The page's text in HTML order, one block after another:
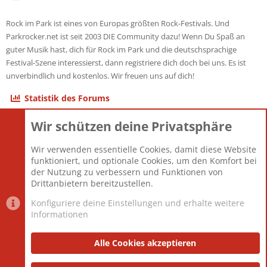
Rock im Park ist eines von Europas größten Rock-Festivals. Und
Parkrocker.net ist seit 2003 DIE Community dazu! Wenn Du Spaß an
guter Musik hast, dich für Rock im Park und die deutschsprachige
Festival-Szene interessierst, dann registriere dich doch bei uns. Es ist
unverbindlich und kostenlos. Wir freuen uns auf dich!
Statistik des Forums
Themen
Mitglieder
12.427
Neuestes Mitglied
Berlin
Datenschutzerklärung Impressum
Wir schützen deine Privatsphäre
Wir verwenden essentielle Cookies, damit diese Website
funktioniert, und optionale Cookies, um den Komfort bei
der Nutzung zu verbessern und Funktionen von
Drittanbietern bereitzustellen.
Konfiguriere deine Einstellungen und erhalte weitere
Informationen
Alle Cookies akzeptieren